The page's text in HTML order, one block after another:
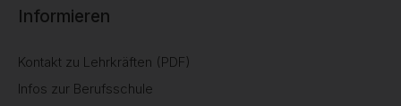
Informieren
Kontakt zu Lehrkräften (PDF)
Infos zur Berufsschule